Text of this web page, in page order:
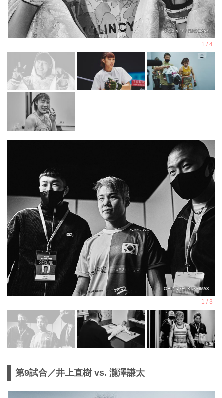
第9試合／井上直樹 vs. 瀧澤謙太